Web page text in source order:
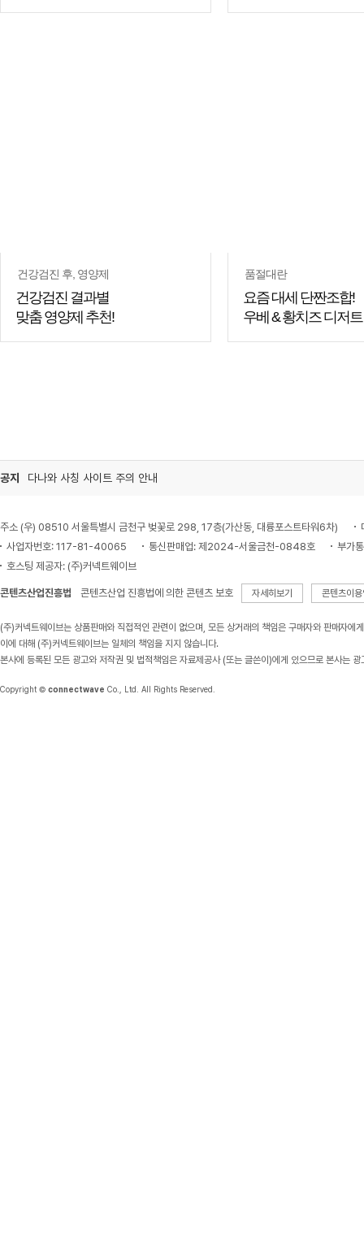
건강검진 후, 영양제
건강검진 결과별
맞춤 영양제 추천!
품절대란
요즘 대세 단짠조합!
우베 & 황치즈 디저트
공지 다나와 사칭 사이트 주의 안내
주소 (우) 08510 서울특별시 금천구 벚꽃로 298, 17층(가산동, 대륭포스트타워6차)
사업자번호: 117-81-40065
통신판매업: 제2024-서울금천-0848호
부가
호스팅 제공자: (주)커넥트웨이브
콘텐츠산업진흥법 콘텐츠산업 진흥법에 의한 콘텐츠 보호 자세히보기 콘텐츠이
(주)커넥트웨이브는 상품판매와 직접적인 관련이 없으며, 모든 상거래의 책임은 구매자와 판매자에
이에 대해 (주)커넥트웨이브는 일체의 책임을 지지 않습니다.
본사에 등록된 모든 광고와 저작권 및 법적책임은 자료제공사 (또는 글쓴이)에게 있으므로 본사는
Copyright © connectwave Co., Ltd. All Rights Reserved.